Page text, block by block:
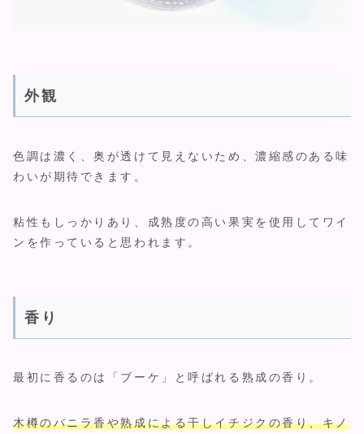
外観
色調は濃く、奥が透けて見えないため、濃縮感のある味
わいが期待できます。
粘性もしっかりあり、成熟度の高い果実を使用してワイ
ンを作っていると思われます。
香り
最初に香るのは「ブーケ」と呼ばれる熟成の香り。
木樽のバニラ香や熟成による干しイチジクの香り、キノ